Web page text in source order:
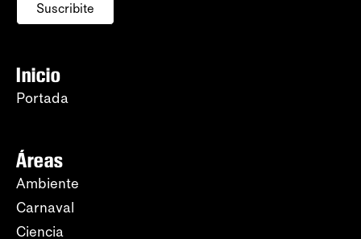
Suscribite
Inicio
Portada
Áreas
Ambiente
Carnaval
Ciencia